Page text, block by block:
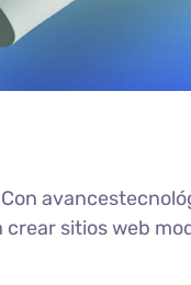
sitios web